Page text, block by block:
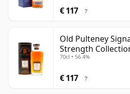
€ 117 ?
Old Pulteney
Strength
oud
70cl • 56.4%
€ 117 ?